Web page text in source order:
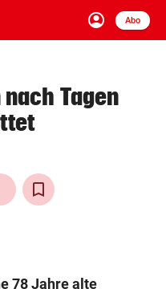
account_circle
Anmelden
Abo
close Schließen
arrow_right
Tagen
78 Jahre alte